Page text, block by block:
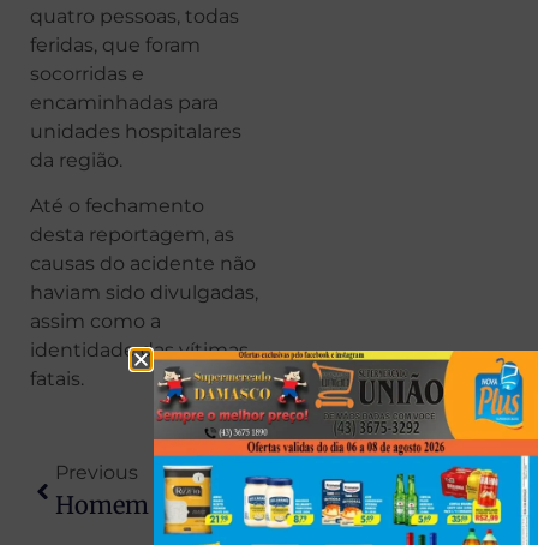
quatro pessoas, todas
feridas, que foram
socorridas e
encaminhadas para
unidades hospitalares
da região.
Até o fechamento
desta reportagem, as
causas do acidente não
haviam sido divulgadas,
assim como a
identidade das vítimas
fatais.
Previous
Homem Foge Pelado Em Maringá Após Suposto Flagrante De Traição
Next
Acidente Envolvendo Quatro Veículos Deixa Dois Feridos Na PR-170, Em Prado Ferreira